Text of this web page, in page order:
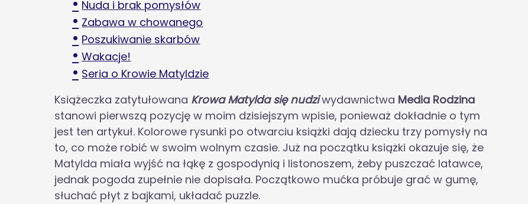
Nuda i brak pomysłów
Zabawa w chowanego
Poszukiwanie skarbów
Wakacje!
Seria o Krowie Matyldzie
Książeczka zatytułowana Krowa Matylda się nudziwydawnictwa Media Rodzina
stanowi pierwszą pozycję w moim dzisiejszym wpisie, ponieważ dokładnie o tym
jest ten artykuł. Kolorowe rysunki po otwarciu książki dają dziecku trzy pomysły na
to, co może robić w swoim wolnym czasie. Już na początku książki okazuje się, że
Matylda miała wyjść na łąkę z gospodynią i listonoszem, żeby puszczać latawce,
jednak pogoda zupełnie nie dopisała. Początkowo mućka próbuje grać w gumę,
słuchać płyt z bajkami, układać puzzle.